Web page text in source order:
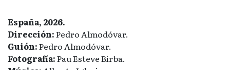
España, 2026.
Dirección:Pedro Almodóvar.
Guión:Pedro Almodóvar.
Fotografía:Pau Esteve Birba.